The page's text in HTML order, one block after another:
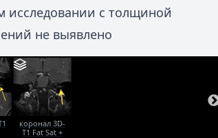
исследовании с толщиной
не выявлено
коронал 3D-
T1 Fat Sat +